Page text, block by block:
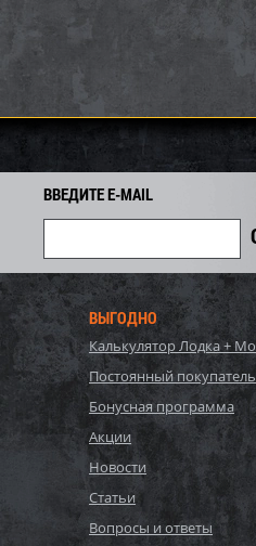
Экономия
(ограничитель хода)
50-03-046
1 080i
Демпфер
лыжи
900 i 810
90 i
ВВЕДИТЕ E-MAIL
ВЫГОДНО
Калькулятор Лодка +
Постоянный покупатель
Бонусная программа
Акции
Новости
Статьи
Вопросы и ответы